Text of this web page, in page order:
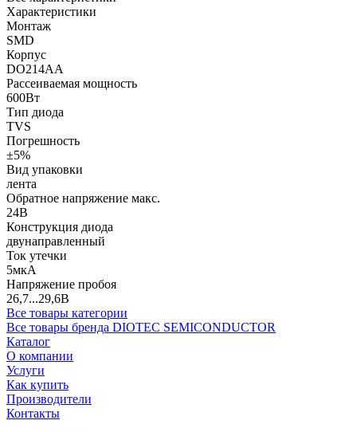
Характеристики
Монтаж
SMD
Корпус
DO214AA
Рассеиваемая мощность
600Вт
Тип диода
TVS
Погрешность
±5%
Вид упаковки
лента
Обратное напряжение макс.
24В
Конструкция диода
двунаправленный
Ток утечки
5мкА
Напряжение пробоя
26,7...29,6В
Все товары категории
Все товары бренда DIOTEC SEMICONDUCTOR
Каталог
О компании
Услуги
Как купить
Производители
Контакты